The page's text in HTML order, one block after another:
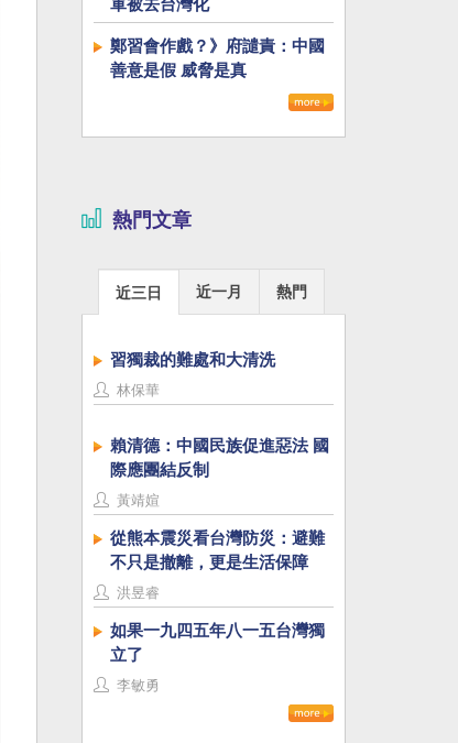
軍被去台灣化
鄭習會作戲？》府譴責：中國
善意是假 威脅是真
熱門文章
近三日 近一月 熱門
習獨裁的難處和大清洗
林保華
賴清德：中國民族促進惡法 國
際應團結反制
黃靖媗
從熊本震災看台灣防災：避難
不只是撤離，更是生活保障
洪昱睿
如果一九四五年八一五台灣獨
立了
李敏勇